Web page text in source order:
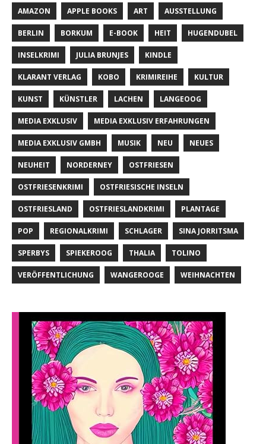
AMAZON APPLE BOOKS ART AUSSTELLUNG
BERLIN BORKUM E-BOOK HEIT HUGENDUBEL
INSELKRIMI JULIA BRUNJES KINDLE
KLARANT VERLAG KOBO KRIMIREIHE KULTUR
KUNST KÜNSTLER LACHEN LANGEOOG
MEDIA EXKLUSIV MEDIA EXKLUSIV ERFAHRUNGEN
MEDIA EXKLUSIV GMBH MUSIK NEU NEUES
NEUHEIT NORDERNEY OSTFRIESEN
OSTFRIESENKRIMI OSTFRIESISCHE INSELN
OSTFRIESLAND OSTFRIESLANDKRIMI PLANTAGE
POP REGIONALKRIMI SCHLAGER SINA JORRITSMA
SPERBYS SPIEKEROOG THALIA TOLINO
VERÖFFENTLICHUNG WANGEROOGE WEIHNACHTEN